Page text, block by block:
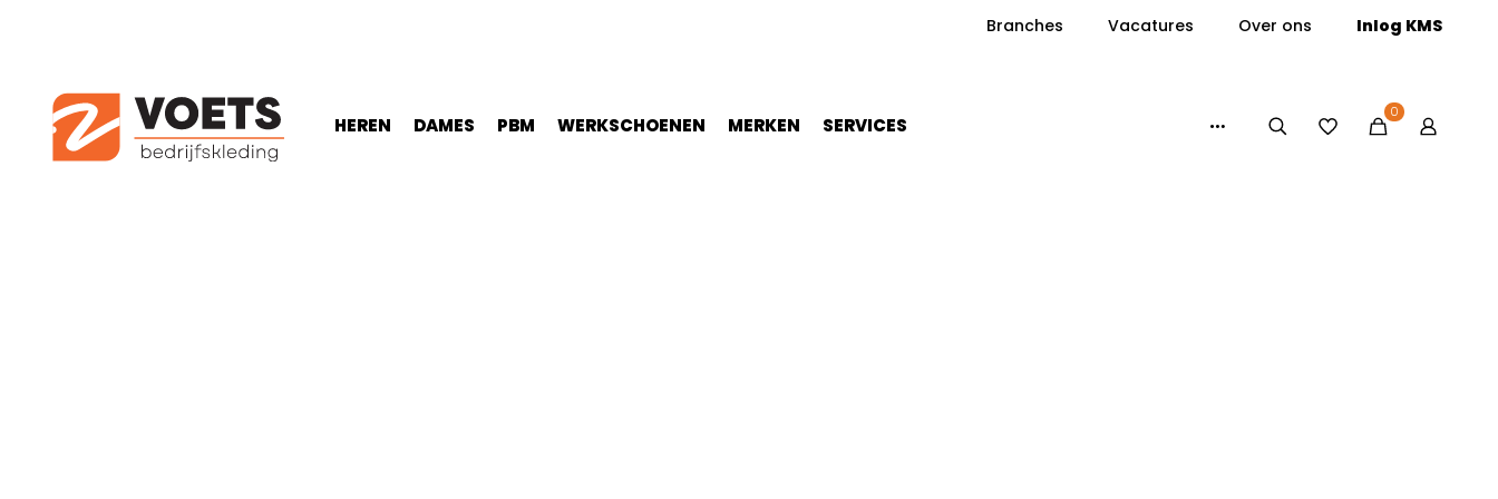
Branches Vacatures Over ons Inlog KMS
HEREN DAMES PBM WERKSCHOENEN MERKEN SERVICES
0